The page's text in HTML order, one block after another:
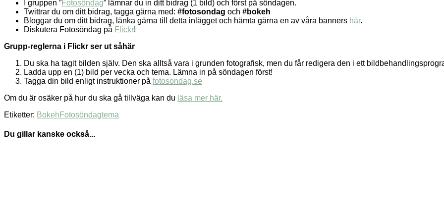
I gruppen ”Fotosöndag” lämnar du in ditt bidrag (1 bild) och först på söndagen.
Twittrar du om ditt bidrag, tagga gärna med: #fotosondag och #bokeh
Bloggar du om ditt bidrag, länka gärna till detta inlägget och hämta gärna en av våra banners här.
Diskutera Fotosöndag på Flickr!
Grupp-reglerna i Flickr ser ut såhär
Du ska ha tagit bilden själv. Den ska alltså vara i grunden fotografisk, men du får redigera den i ett
Ladda upp en (1) bild per vecka och tema. Lämna in på söndagen först!
Tagga din bild enligt instruktioner på fotosondag.se
Om du är osäker på hur du ska gå tillväga kan du läsa mer här.
Etiketter: Bokeh Fotosöndagtema
Du gillar kanske också...